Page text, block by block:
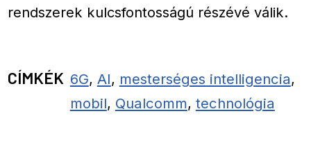
rendszerek kulcsfontosságú részévé válik.
CÍMKÉK 6G, AI, mesterséges intelligencia,
mobil, Qualcomm, technológia